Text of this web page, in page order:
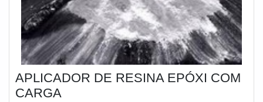
APLICADOR DE RESINA EPÓXI COM
CARGA